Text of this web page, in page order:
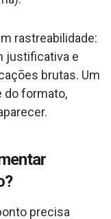
rastreabilidade:
justificativa e
brutas. Um
do formato,
precisa